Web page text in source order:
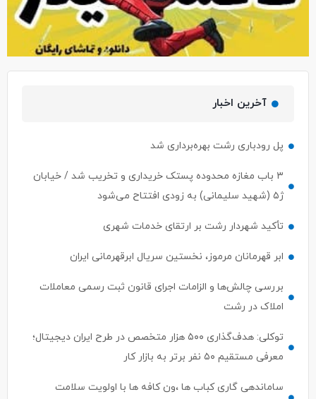
آخرین اخبار
پل رودباری رشت بهره‌برداری شد
۳ باب مغازه محدوده پستک خریداری و تخریب شد / خیابان
ژ۵ (شهید سلیمانی) به زودی افتتاح می‌شود
تأکید شهردار رشت بر ارتقای خدمات شهری
ابر قهرمانان مرموز، نخستین سریال ابرقهرمانی ایران
بررسی چالش‌ها و الزامات اجرای قانون ثبت رسمی معاملات
املاک در رشت
توکلی: هدف‌گذاری ۵۰۰ هزار متخصص در طرح ایران دیجیتال؛
معرفی مستقیم ۵۰ نفر برتر به بازار کار
ساماندهی گاری کباب ها ،ون کافه ها با اولویت سلامت